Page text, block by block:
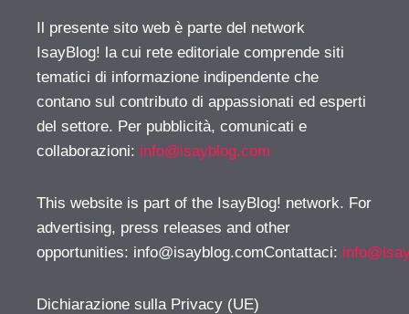
Il presente sito web è parte del network
IsayBlog! la cui rete editoriale comprende siti
tematici di informazione indipendente che
contano sul contributo di appassionati ed esperti
del settore. Per pubblicità, comunicati e
collaborazioni: info@isayblog.com
This website is part of the IsayBlog! network. For
advertising, press releases and other
opportunities: info@isayblog.comContattaci:
Dichiarazione sulla Privacy (UE)